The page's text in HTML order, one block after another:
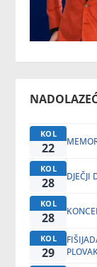
KOL
22
KOL
28 DJEČJI
KOL
28
KOL
29